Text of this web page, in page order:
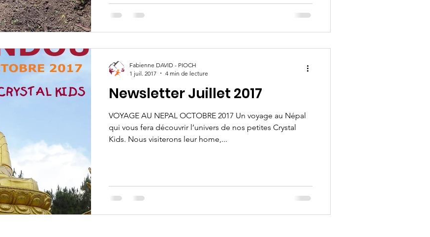
Newsletter Juillet 2017
VOYAGE AU NEPAL OCTOBRE 2017 Un voyage au Népal
qui vous fera découvrir l’univers de nos petites Crystal
Kids. Nous visiterons leur home,...
Fabienne DAVID - PIOCH
1 juil. 2017
4 min de lecture